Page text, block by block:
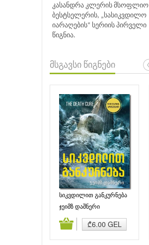
კასანდრა კლერის მსოფლიო
ბესტსელერის, „სასიკვდილო
იარაღების“ სერიის პირველი
წიგნია.
მსგავსი წიგნები
სიკვდილით განკურნება
ჯეიმზ დაშნერი
₾6.00 GEL
კალათაში დამატება